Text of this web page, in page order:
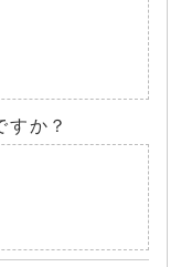
すか？